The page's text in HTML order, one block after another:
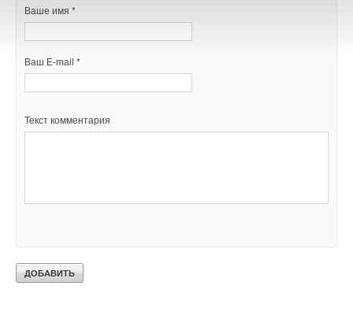
Ваше имя *
Ваш E-mail *
Текст комментария